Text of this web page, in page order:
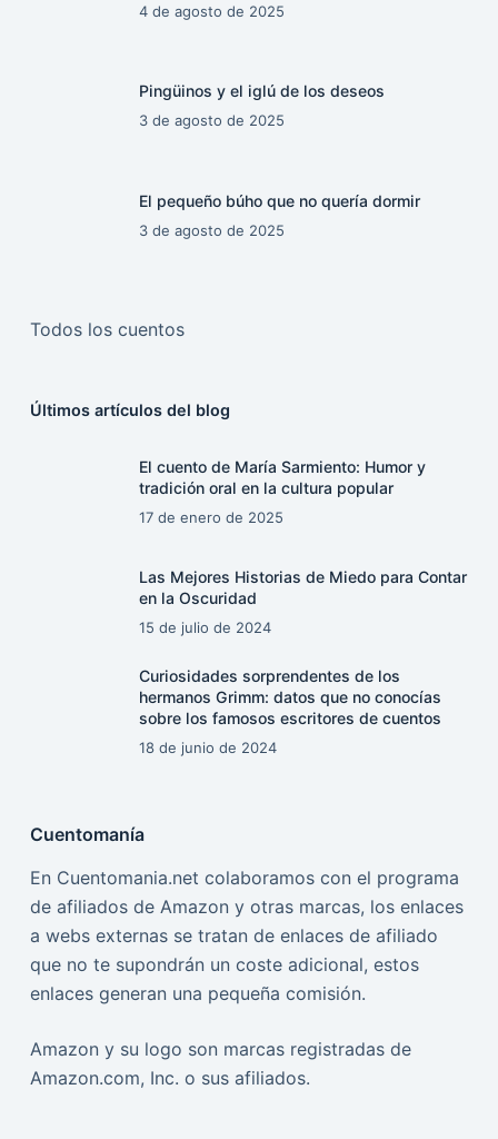
4 de agosto de 2025
Pingüinos y el iglú de los deseos
3 de agosto de 2025
El pequeño búho que no quería dormir
3 de agosto de 2025
Todos los cuentos
Últimos artículos del blog
El cuento de María Sarmiento: Humor y
tradición oral en la cultura popular
17 de enero de 2025
Las Mejores Historias de Miedo para Contar
en la Oscuridad
15 de julio de 2024
Curiosidades sorprendentes de los
hermanos Grimm: datos que no conocías
sobre los famosos escritores de cuentos
18 de junio de 2024
Cuentomanía
En Cuentomania.net colaboramos con el programa
de afiliados de Amazon y otras marcas, los enlaces
a webs externas se tratan de enlaces de afiliado
que no te supondrán un coste adicional, estos
enlaces generan una pequeña comisión.
Amazon y su logo son marcas registradas de
Amazon.com, Inc. o sus afiliados.